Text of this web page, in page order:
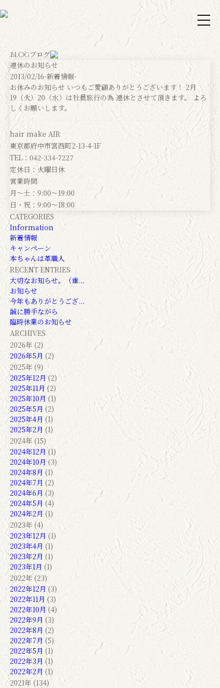
Blogブログ
連休のお知らせ
2013/02/16-新着情報-
お休みのお知らせ いつもご愛顧ありがとうございます！ 2月
19（火）20（水）は社員旅行の為 連休とさせて頂きます。 よろ
しくお願いします。
hair make AIR
東京都府中市宮西町2-13-4-1F
TEL：042-334-7227
定休日：火曜日休
営業時間
月～土：9:00～19:00
日・祝：9:00～18:00
CATEGORIES
Information
新着情報
キャンペーン
本ちゃんは革職人
RECENT ENTRIES
大切なお知らせ。（重...
お知らせ
今年もありがとうござ...
誠に勝手ながら
臨時休業のお知らせ
ARCHIVES
2026年 (2)
2026年5月 (2)
2025年 (9)
2025年12月 (2)
2025年11月(2)
2025年10月 (1)
2025年5月 (2)
2025年4月 (1)
2025年2月 (1)
2024年 (15)
2024年12月 (1)
2024年10月 (3)
2024年8月 (1)
2024年7月 (2)
2024年6月 (3)
2024年5月 (4)
2024年2月 (1)
2023年 (4)
2023年12月 (1)
2023年4月 (1)
2023年2月 (1)
2023年1月 (1)
2022年 (23)
2022年12月 (3)
2022年11月 (3)
2022年10月(4)
2022年9月 (3)
2022年8月 (2)
2022年7月 (5)
2022年5月 (1)
2022年3月 (1)
2022年2月 (1)
2021年 (134)